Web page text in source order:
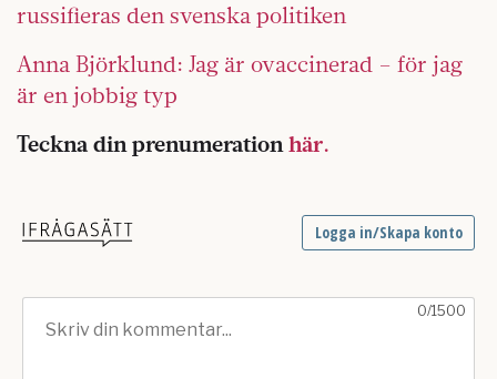
russifieras den svenska politiken
Anna Björklund: Jag är ovaccinerad – för jag
är en jobbig typ
Teckna din prenumerationhär.